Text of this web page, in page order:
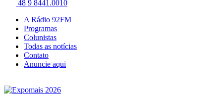
48 9 8441.0010
A Rádio 92FM
Programas
Colunistas
Todas as notícias
Contato
Anuncie aqui